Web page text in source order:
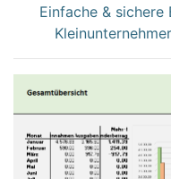
Einfache & sichere